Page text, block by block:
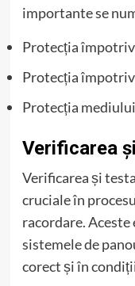
importante se
Protecția
Protecția
Protecția
Verificarea
Verificarea și
cruciale în
racordare. Aceste
sistemele de
corect și în